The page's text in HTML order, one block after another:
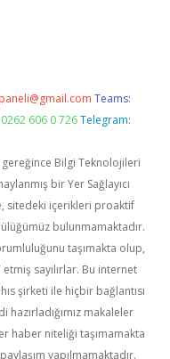
Teams:
606 0 726 Telegram:
gereğince Bilgi Teknolojileri
bir Yer Sağlayıcı
sitedeki içerikleri proaktif
bulunmamaktadır.
taşımakta olup,
sayılırlar. Bu internet
şirketi ile hiçbir bağlantısı
hazırladığımız makaleler
haber niteliği taşımamakta
yapılmamaktadır.